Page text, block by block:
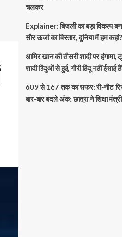
चलकर
Explainer: बिजली का बड़ा विकल्प
सौर ऊर्जा का विस्तार, दुनिया में हम कहां?
आमिर खान की तीसरी शादी पर हंगामा,
शादी हिंदुओं से हुई, गौरी हिंदू नहीं ईसाई हैं’
609 से 167 तक का सफर: री-नीट
बार-बार बदले अंक; छात्रा ने शिक्षा